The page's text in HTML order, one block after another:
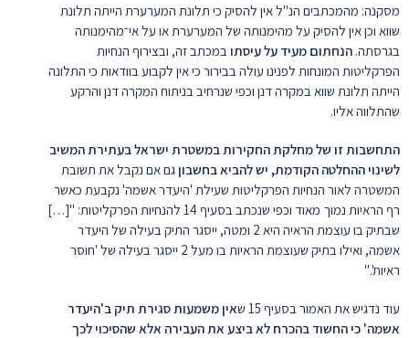
מסקנה: מהמכתבים הנ"ל אין להסיק כי תלונת המערערת הייתה תלונת
שווא וכן אין להסיק על מהימנותה של המערערת או על אי־מהימנותה
בגרסתה. הנחתום מעיד על עיסתו במכתב זה, ובצירוף הנחיות
הפרקליטות המונחות לפנינו עולה בבירור כי אין לקבוע בוודאות כי התלונה
הייתה תלונת שווא במקרה דנן וכפי שנרחיב בניתוח המקרה דנן והרקע
שהתלווה אליו.
התחשבות זו של מחלקת החקירות במשטרת ישראל בעתירת המשיב
לשינוי ההחלטה הקודמת, יש להביא בחשבוןגם אם נקבל את תשובת
המשטרה לאור הנחיות הפרקליטות שעילת 'היעדר אשמה' נקבעת כאשר
רף הראיות נמוך מאוד וכפי שנכתב בסעיף 14 להנחיות הפרקליטות: "[…]
שבתיק בו עוצמת הראיה היא 2 ומטה, ייסגר התיק בעילה של היעדר
אשמה, ואילו בתיק שעוצמת הראיות בו מעל 2 ייסגר בעילה של 'חוסר
ראיות'."
עוד נדגיש את האמור בסעיף 15 ש
אין משמעות סגירת תיק ב'היעדר
אשמה' כי החשוד בהכרח לא ביצע את העבירה אלא שהסיכוי לכך